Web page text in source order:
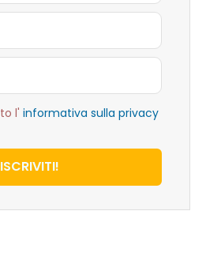
l' informativa sulla privacy
ISCRIVITI!